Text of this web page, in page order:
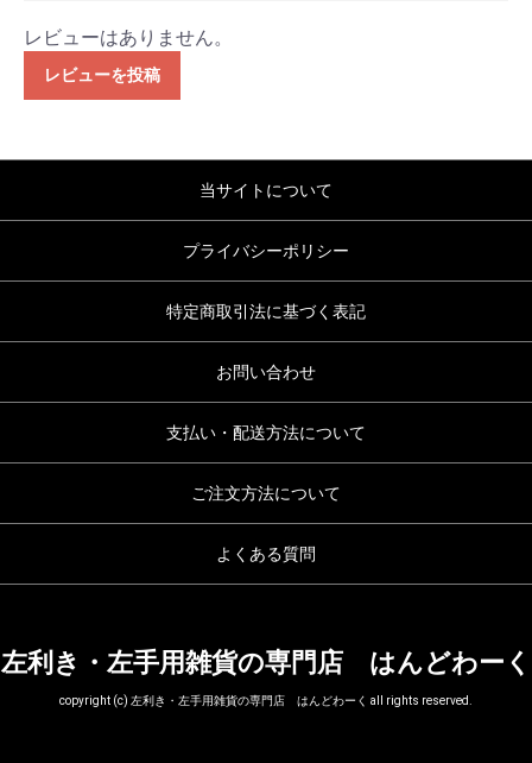
レビューはありません。
レビューを投稿
当サイトについて
プライバシーポリシー
特定商取引法に基づく表記
お問い合わせ
支払い・配送方法について
ご注文方法について
よくある質問
左利き・左手用雑貨の専門店 はんどわーく
copyright (c) 左利き・左手用雑貨の専門店 はんどわーく all rights reserved.